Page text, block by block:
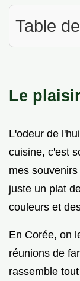
Table
Le
L'odeur de
cuisine, c'est
mes
juste un plat
couleurs et
En Corée, on
réunions de
rassemble